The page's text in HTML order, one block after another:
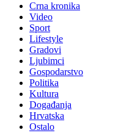
Crna kronika
Video
Sport
Lifestyle
Gradovi
Ljubimci
Gospodarstvo
Politika
Kultura
Događanja
Hrvatska
Ostalo